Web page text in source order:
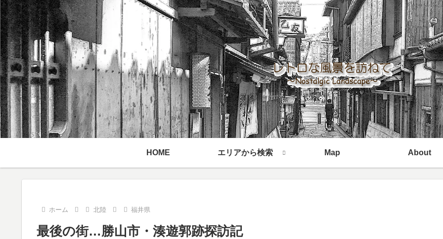
HOME エリアから検索 Map About
ホーム 北陸 福井県
最後の街…勝山市・湊遊郭跡探訪記